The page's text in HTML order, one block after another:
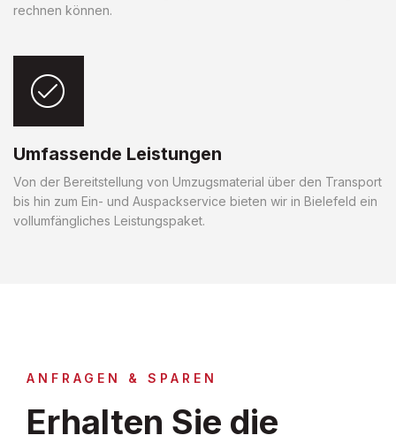
rechnen können.
Umfassende Leistungen
Von der Bereitstellung von Umzugsmaterial über den Transport
bis hin zum Ein- und Auspackservice bieten wir in Bielefeld ein
vollumfängliches Leistungspaket.
ANFRAGEN & SPAREN
Erhalten Sie die